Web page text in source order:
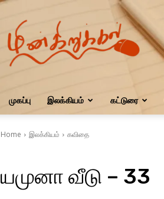
மின்கிறுக்கல்
முகப்பு இலக்கியம் கட்டுரை
Home இலக்கியம் கவிதை
யமுனா வீடு – 33